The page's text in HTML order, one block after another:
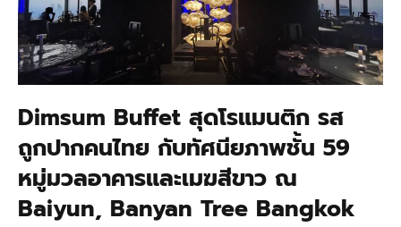
Dimsum Buffet สุดโรแมนติก รส
ถูกปากคนไทย กับทัศนียภาพชั้น 59
หมู่มวลอาคารและเมฆสีขาว ณ
Baiyun, Banyan Tree Bangkok